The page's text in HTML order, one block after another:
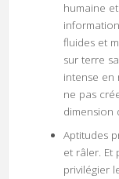
humaine
fluides et
sur terre
intense en
ne pas
dimension
Aptitudes
et râler. Et
privilégier